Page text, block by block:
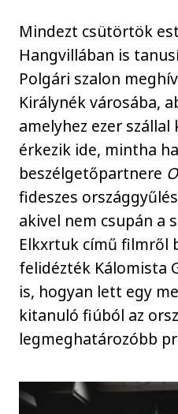
Mindezt csütörtök
Hangvillában is
Polgári szalon
Királynék városába,
amelyhez ezer
érkezik ide, mintha
beszélgetőpartnere
fideszes
akivel nem csupán a
Elkxrtuk című filmről
felidézték Kálomista
is, hogyan lett egy
kitanuló fiúból az
legmeghatározóbb